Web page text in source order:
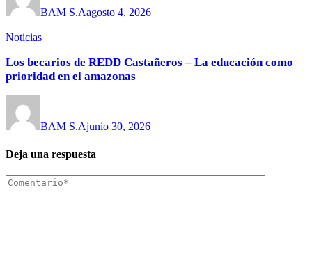
BAM S.Aagosto 4, 2026
Noticias
Los becarios de REDD Castañeros – La educación como
prioridad en el amazonas
BAM S.Ajunio 30, 2026
Deja una respuesta